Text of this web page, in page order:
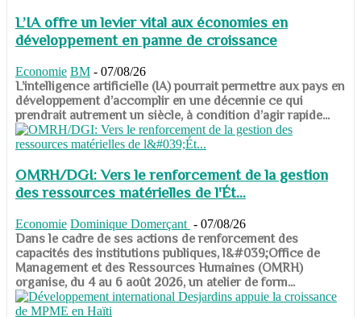
L’IA offre un levier vital aux économies en
développement en panne de croissance
Economie BM - 07/08/26
​​​​​​​L’intelligence artificielle (IA) pourrait permettre aux pays en
développement d’accomplir en une décennie ce qui
prendrait autrement un siècle, à condition d’agir rapide...
OMRH/DGI: Vers le renforcement de la gestion
des ressources matérielles de l'Ét...
Economie Dominique Domerçant - 07/08/26
Dans le cadre de ses actions de renforcement des
capacités des institutions publiques, l&#039;Office de
Management et des Ressources Humaines (OMRH)
organise, du 4 au 6 août 2026, un atelier de form...